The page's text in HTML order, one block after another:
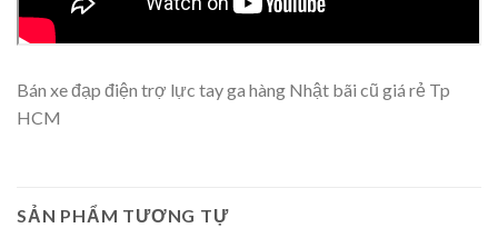
Bán xe đạp điện trợ lực tay ga hàng Nhật bãi cũ giá rẻ Tp
HCM
SẢN PHẨM TƯƠNG TỰ